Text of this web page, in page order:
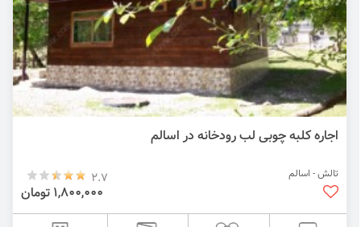
اجاره کلبه چوبی لب رودخانه در اسالم
تالش - اسالم 2.7
1,800,000 تومان